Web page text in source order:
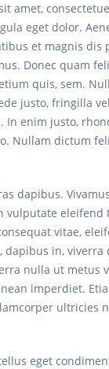
amet,
eget dolor.
et magnis dis
Donec quam
quis, sem.
justo, fringilla
In enim justo,
Nullam dictum
dapibus.
vulputate eleifend
vitae,
dapibus in, viverra
nulla ut metus
imperdiet.
ultricies
eget